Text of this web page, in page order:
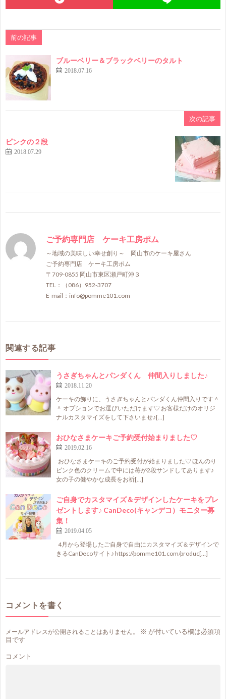
前の記事
ブルーベリー＆ブラックベリーのタルト
2018.07.16
次の記事
ピンクの２段
2018.07.29
ご予約専門店 ケーキ工房ポム
～地域の美味しい幸せ創り～ 岡山市のケーキ屋さん
ご予約専門店 ケーキ工房ポム
〒709-0855 岡山市東区瀬戸町沖３
TEL：（086）952-3707
E-mail：info@pomme101.com
関連する記事
うさぎちゃんとパンダくん 仲間入りしました♪
2018.11.20
ケーキの飾りに、うさぎちゃんとパンダくん仲間入りです＾
＾ オプションでお選びいただけます♡ お客様だけのオリジ
ナルカスタマイズをして下さいませ♪[…]
おひなさまケーキご予約受付始まりました♡
2019.02.16
おひなさまケーキのご予約受付が始まりました♡ ほんのり
ピンク色のクリームで中には苺が2段サンドしてあります♪
女の子の健やかな成長をお祈[…]
ご自身でカスタマイズ＆デザインしたケーキをプレ
ゼントします♪ CanDeco(キャンデコ）モニター募
集！
2019.04.05
4月から登場したご自身で自由にカスタマイズ＆デザインで
きるCanDecoサイト♪ https://pomme101.com/produc[…]
コメントを書く
メールアドレスが公開されることはありません。 ※ が付いている欄は必須項
目です
コメント